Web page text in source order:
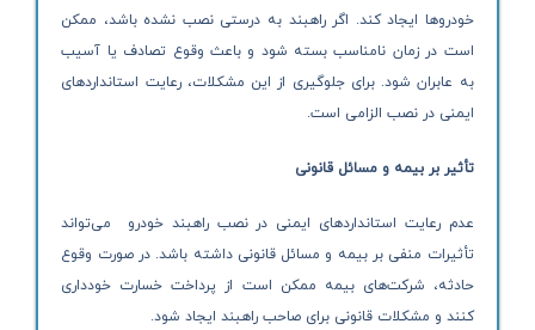
خودروها ایجاد کند. اگر راهبند به درستی نصب نشده باشد، ممکن
است در زمان نامناسب بسته شود و باعث وقوع تصادف یا آسیب
به عابران شود. برای جلوگیری از این مشکلات، رعایت استانداردهای
ایمنی در نصب الزامی است.
تأثیر بر بیمه و مسائل قانونی
عدم رعایت استانداردهای ایمنی در نصب راهبند خودرو می‌تواند
تأثیرات منفی بر بیمه و مسائل قانونی داشته باشد. در صورت وقوع
حادثه، شرکت‌های بیمه ممکن است از پرداخت خسارت خودداری
کنند و مشکلات قانونی برای صاحب راهبند ایجاد شود.